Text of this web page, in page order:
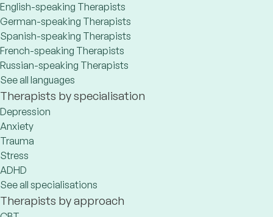
English-speaking Therapists
German-speaking Therapists
Spanish-speaking Therapists
French-speaking Therapists
Russian-speaking Therapists
See all languages
Therapists by specialisation
Depression
Anxiety
Trauma
Stress
ADHD
See all specialisations
Therapists by approach